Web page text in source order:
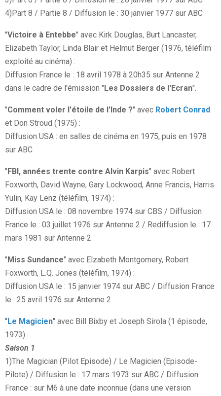
4)Part 8 / Partie 8 / Diffusion le : 30 janvier 1977 sur ABC
"Victoire à Entebbe" avec Kirk Douglas, Burt Lancaster,
Elizabeth Taylor, Linda Blair et Helmut Berger (1976, téléfilm
exploité au cinéma) :
Diffusion France le : 18 avril 1978 à 20h35 sur Antenne 2
dans le cadre de l'émission " Les Dossiers de l'Ecran".
"Comment voler l'étoile de l'Inde ?" avec Robert Conrad
et Don Stroud (1975) :
Diffusion USA : en salles de cinéma en 1975, puis en 1978
sur ABC
" FBI, années trente contre Alvin Karpis" avec Robert
Foxworth, David Wayne, Gary Lockwood, Anne Francis, Harris
Yulin, Kay Lenz (téléfilm, 1974) :
Diffusion USA le : 08 novembre 1974 sur CBS / Diffusion
France le : 03 juillet 1976 sur Antenne 2 / Rediffusion le : 17
mars 1981 sur Antenne 2
" Miss Sundance" avec Elzabeth Montgomery, Robert
Foxworth, L.Q. Jones (téléfilm, 1974) :
Diffusion USA le : 15 janvier 1974 sur ABC / Diffusion France
le : 25 avril 1976 sur Antenne 2
" Le Magicien" avec Bill Bixby et Joseph Sirola (1 épisode,
1973) :
Saison 1
1)The Magician (Pilot Episode) / Le Magicien (Episode-
Pilote) / Diffusion le : 17 mars 1973 sur ABC / Diffusion
France : sur M6 à une date inconnue (dans une version